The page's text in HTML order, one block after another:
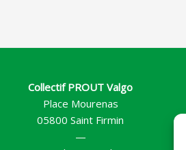
Collectif PROUT Valgo
Place Mourenas
05800 Saint Firmin
—